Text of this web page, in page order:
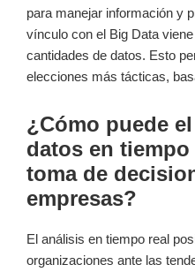
para manejar información y
vínculo con el Big Data
cantidades de datos. Esto
elecciones más tácticas,
¿Cómo puede
datos en
toma de
empresas?
El análisis en tiempo real
organizaciones ante las